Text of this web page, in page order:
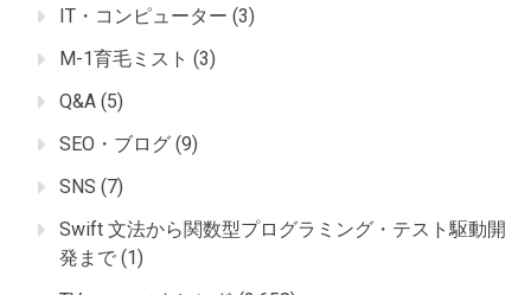
IT・コンピューター (3)
M-1育毛ミスト (3)
Q&A (5)
SEO・ブログ (9)
SNS (7)
Swift 文法から関数型プログラミング・テスト駆動開
発まで (1)